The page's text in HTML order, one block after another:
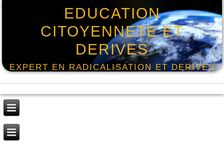
EDUCATION
CITOYENNETE ET
DERIVES
EXPERT EN RADICALISATION ET DERIVES